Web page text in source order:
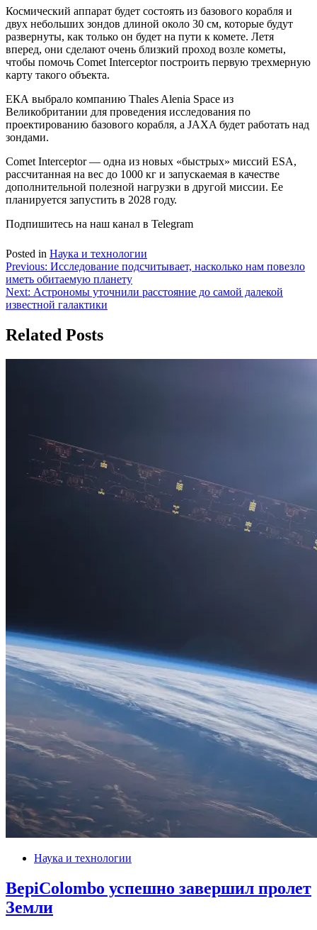
Космический аппарат будет состоять из базового корабля и
двух небольших зондов длиной около 30 см, которые будут
развернуты, как только он будет на пути к комете. Летя
вперед, они сделают очень близкий проход возле кометы,
чтобы помочь Comet Interceptor построить первую трехмерную
карту такого объекта.
ЕКА выбрало компанию Thales Alenia Space из
Великобритании для проведения исследования по
проектированию базового корабля, а JAXA будет работать над
зондами.
Comet Interceptor — одна из новых «быстрых» миссий ESA,
рассчитанная на вес до 1000 кг и запускаемая в качестве
дополнительной полезной нагрузки в другой миссии. Ее
планируется запустить в 2028 году.
Подпишитесь на наш канал в Telegram
Posted in Наука и технологии
Навигация
по
записям
Previous: Исследование подсчитывает, насколько нам повезло
иметь обитаемую планету
Next: Астрономы уточнили расстояние до самой далекой
известной галактики
Related Posts
Наука и технологии
BepiColombo успешно завершил пролет
Земли